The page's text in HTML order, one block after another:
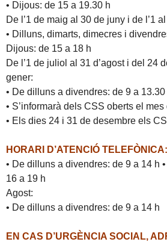
• Dijous: de 15 a 19.30 h
De l’1 de maig al 30 de juny i de l’1
• Dilluns, dimarts, dimecres i
Dijous: de 15 a 18 h
De l’1 de juliol al 31 d’agost i del 24
gener:
• De dilluns a divendres: de 9 a 13.30
• S’informarà dels CSS oberts el mes
• Els dies 24 i 31 de desembre els
HORARI D’ATENCIÓ TELEFÒNICA:
• De dilluns a divendres: de 9 a 14 h
16 a 19 h
Agost:
• De dilluns a divendres: de 9 a 14 h
EN CAS D’URGÈNCIA SOCIAL,